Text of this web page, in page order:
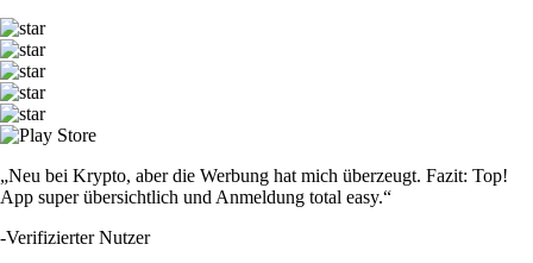
„Neu bei Krypto, aber die Werbung hat mich überzeugt. Fazit: Top!
App super übersichtlich und Anmeldung total easy.“
-Verifizierter Nutzer